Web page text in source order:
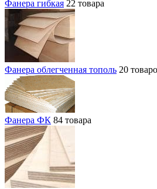
Фанера гибкая 22 товара
Фанера облегченная тополь 20
Фанера ФК 84 товара